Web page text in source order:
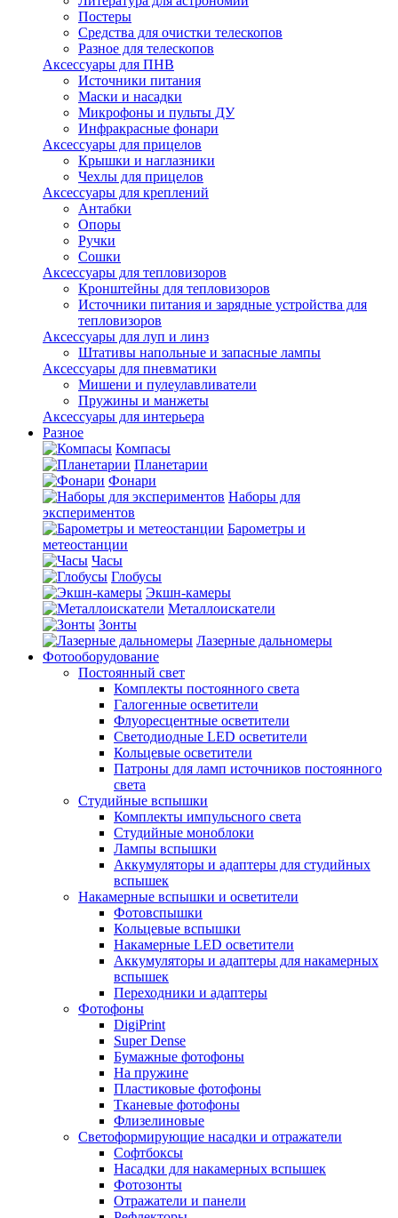
Постеры
Средства для очистки телескопов
Разное для телескопов
Аксессуары для ПНВ
Источники питания
Маски и насадки
Микрофоны и пульты ДУ
Инфракрасные фонари
Аксессуары для прицелов
Крышки и наглазники
Чехлы для прицелов
Аксессуары для креплений
Антабки
Опоры
Ручки
Сошки
Аксессуары для тепловизоров
Кронштейны для тепловизоров
Источники питания и зарядные устройства для
тепловизоров
Аксессуары для луп и линз
Штативы напольные и запасные лампы
Аксессуары для пневматики
Мишени и пулеулавливатели
Пружины и манжеты
Аксессуары для интерьера
Разное
Компасы
Планетарии
Фонари
Наборы для
экспериментов
Барометры и
метеостанции
Часы
Глобусы
Экшн-камеры
Металлоискатели
Зонты
Лазерные дальномеры
Фотооборудование
Постоянный свет
Комплекты постоянного света
Галогенные осветители
Флуоресцентные осветители
Светодиодные LED осветители
Кольцевые осветители
Патроны для ламп источников постоянного
света
Студийные вспышки
Комплекты импульсного света
Студийные моноблоки
Лампы вспышки
Аккумуляторы и адаптеры для студийных
вспышек
Накамерные вспышки и осветители
Фотовспышки
Кольцевые вспышки
Накамерные LED осветители
Аккумуляторы и адаптеры для накамерных
вспышек
Переходники и адаптеры
Фотофоны
DigiPrint
Super Dense
Бумажные фотофоны
На пружине
Пластиковые фотофоны
Тканевые фотофоны
Флизелиновые
Светоформирующие насадки и отражатели
Софтбоксы
Насадки для накамерных вспышек
Фотозонты
Отражатели и панели